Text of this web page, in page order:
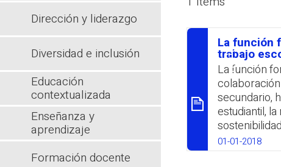
סיכום
La función
trabajo
La función
secundario,
estudiantil,
dificultan el
01-01-2018
Dirección y liderazgo
Diversidad e inclusión
Educación
contextualizada
Enseñanza y
aprendizaje
Formación docente